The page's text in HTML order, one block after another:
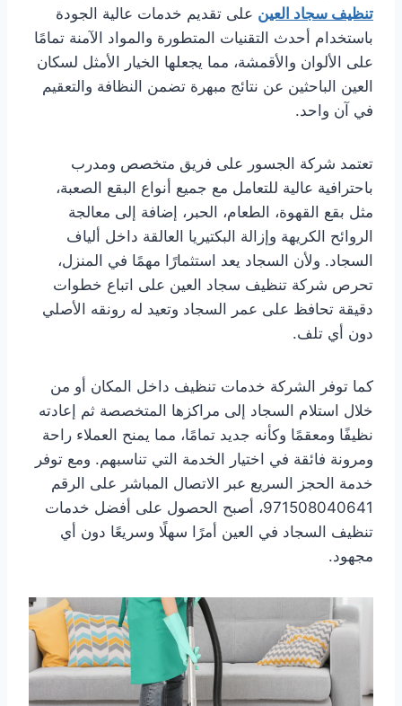
تنظيف سجاد العين على تقديم خدمات عالية الجودة
باستخدام أحدث التقنيات المتطورة والمواد الآمنة تمامًا
على الألوان والأقمشة، مما يجعلها الخيار الأمثل لسكان
العين الباحثين عن نتائج مبهرة تضمن النظافة والتعقيم
في آن واحد.
تعتمد شركة الجسور على فريق متخصص ومدرب
باحترافية عالية للتعامل مع جميع أنواع البقع الصعبة،
مثل بقع القهوة، الطعام، الحبر، إضافة إلى معالجة
الروائح الكريهة وإزالة البكتيريا العالقة داخل ألياف
السجاد. ولأن السجاد يعد استثمارًا مهمًا في المنزل،
تحرص شركة تنظيف سجاد العين على اتباع خطوات
دقيقة تحافظ على عمر السجاد وتعيد له رونقه الأصلي
دون أي تلف.
كما توفر الشركة خدمات تنظيف داخل المكان أو من
خلال استلام السجاد إلى مراكزها المتخصصة ثم إعادته
نظيفًا ومعقمًا وكأنه جديد تمامًا، مما يمنح العملاء راحة
ومرونة فائقة في اختيار الخدمة التي تناسبهم. ومع توفر
خدمة الحجز السريع عبر الاتصال المباشر على الرقم
971508040641، أصبح الحصول على أفضل خدمات
تنظيف السجاد في العين أمرًا سهلًا وسريعًا دون أي
مجهود.